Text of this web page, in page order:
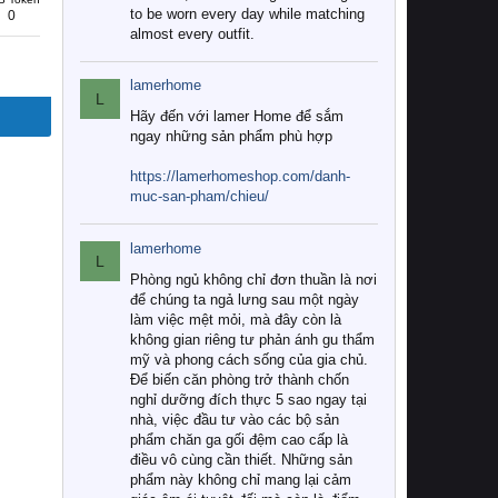
0
to be worn every day while matching
almost every outfit.
L
lamerhome
Hãy đến với lamer Home để sắm
ngay những sản phẩm phù hợp
https://lamerhomeshop.com/danh-
muc-san-pham/chieu/
L
lamerhome
Phòng ngủ không chỉ đơn thuần là nơi
để chúng ta ngả lưng sau một ngày
làm việc mệt mỏi, mà đây còn là
không gian riêng tư phản ánh gu thẩm
mỹ và phong cách sống của gia chủ.
Để biến căn phòng trở thành chốn
nghỉ dưỡng đích thực 5 sao ngay tại
nhà, việc đầu tư vào các bộ sản
phẩm chăn ga gối đệm cao cấp là
điều vô cùng cần thiết. Những sản
phẩm này không chỉ mang lại cảm